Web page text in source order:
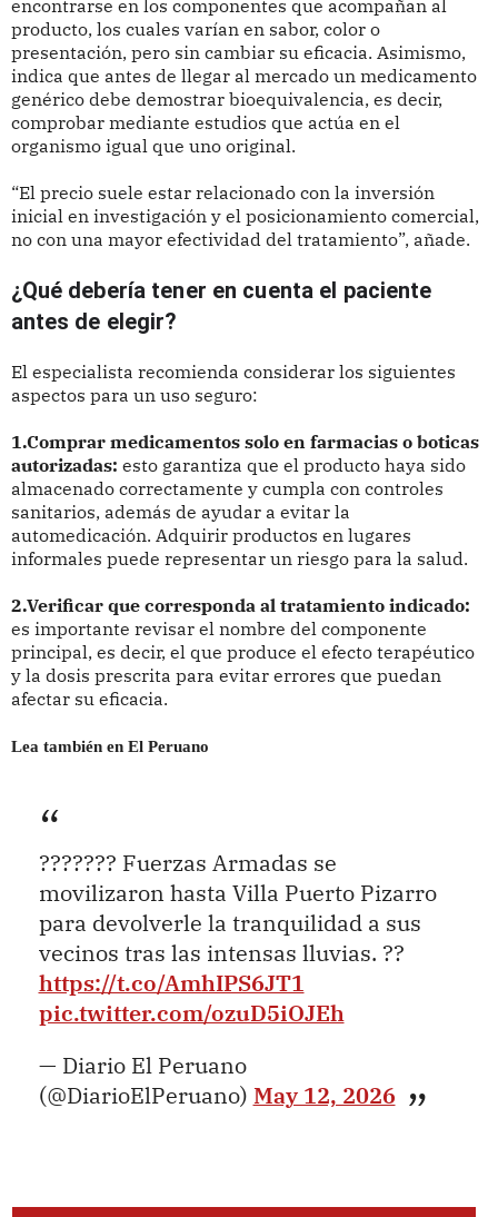
encontrarse en los componentes que acompañan al
producto, los cuales varían en sabor, color o
presentación, pero sin cambiar su eficacia. Asimismo,
indica que antes de llegar al mercado un medicamento
genérico debe demostrar bioequivalencia, es decir,
comprobar mediante estudios que actúa en el
organismo igual que uno original.
“El precio suele estar relacionado con la inversión
inicial en investigación y el posicionamiento comercial,
no con una mayor efectividad del tratamiento”, añade.
¿Qué debería tener en cuenta el paciente
antes de elegir?
El especialista recomienda considerar los siguientes
aspectos para un uso seguro:
1.Comprar medicamentos solo en farmacias o boticas
autorizadas: esto garantiza que el producto haya sido
almacenado correctamente y cumpla con controles
sanitarios, además de ayudar a evitar la
automedicación. Adquirir productos en lugares
informales puede representar un riesgo para la salud.
2.Verificar que corresponda al tratamiento indicado:
es importante revisar el nombre del componente
principal, es decir, el que produce el efecto terapéutico
y la dosis prescrita para evitar errores que puedan
afectar su eficacia.
Lea también en El Peruano
??????? Fuerzas Armadas se
movilizaron hasta Villa Puerto Pizarro
para devolverle la tranquilidad a sus
vecinos tras las intensas lluvias. ??
https://t.co/AmhIPS6JT1
pic.twitter.com/ozuD5iOJEh
— Diario El Peruano
(@DiarioElPeruano) May 12, 2026